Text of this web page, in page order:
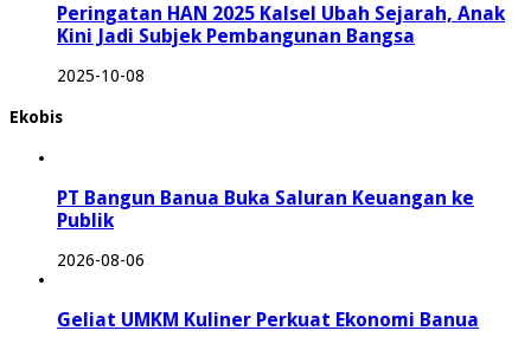
Peringatan HAN 2025 Kalsel Ubah Sejarah, Anak
Kini Jadi Subjek Pembangunan Bangsa
2025-10-08
Ekobis
PT Bangun Banua Buka Saluran Keuangan ke
Publik
2026-08-06
Geliat UMKM Kuliner Perkuat Ekonomi Banua